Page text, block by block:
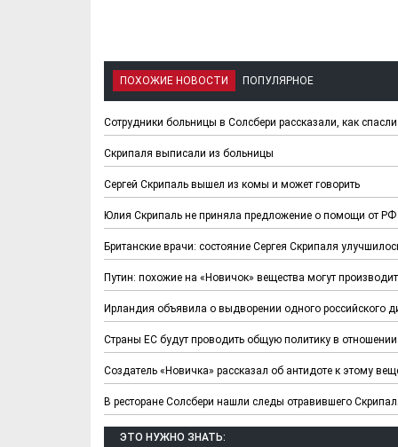
ПОХОЖИЕ НОВОСТИ ПОПУЛЯРНОЕ
Сотрудники больницы в Солсбери рассказали, как
Скрипаля выписали из больницы
Сергей Скрипаль вышел из комы и может говорить
Юлия Скрипаль не приняла предложение о помощи от РФ
Британские врачи: состояние Сергея Скрипаля
Путин: похожие на «Новичок» вещества могут
Ирландия объявила о выдворении одного российского
Страны ЕС будут проводить общую политику в
Создатель «Новичка» рассказал об антидоте к этому
В ресторане Солсбери нашли следы отравившего
ЭТО НУЖНО ЗНАТЬ: